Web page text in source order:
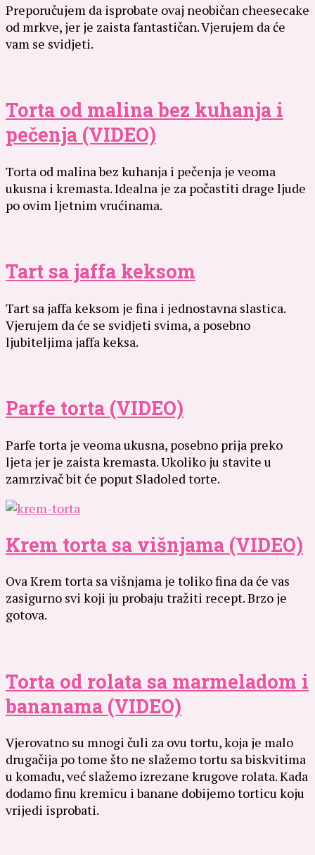
Preporučujem da isprobate ovaj neobičan cheesecake
od mrkve, jer je zaista fantastičan. Vjerujem da će
vam se svidjeti.
Torta od malina bez kuhanja i
pečenja (VIDEO)
Torta od malina bez kuhanja i pečenja je veoma
ukusna i kremasta. Idealna je za počastiti drage ljude
po ovim ljetnim vrućinama.
Tart sa jaffa keksom
Tart sa jaffa keksom je fina i jednostavna slastica.
Vjerujem da će se svidjeti svima, a posebno
ljubiteljima jaffa keksa.
Parfe torta (VIDEO)
Parfe torta je veoma ukusna, posebno prija preko
ljeta jer je zaista kremasta. Ukoliko ju stavite u
zamrzivač bit će poput Sladoled torte.
Krem torta sa višnjama (VIDEO)
Ova Krem torta sa višnjama je toliko fina da će vas
zasigurno svi koji ju probaju tražiti recept. Brzo je
gotova.
Torta od rolata sa marmeladom i
bananama (VIDEO)
Vjerovatno su mnogi čuli za ovu tortu, koja je malo
drugačija po tome što ne slažemo tortu sa biskvitima
u komadu, već slažemo izrezane krugove rolata. Kada
dodamo finu kremicu i banane dobijemo torticu koju
vrijedi isprobati.